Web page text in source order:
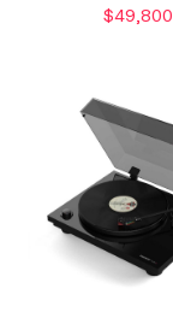
$49,800